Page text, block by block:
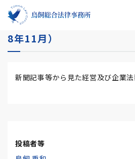
新聞記事等から見た経営
8年11月）
新聞記事等から見た経営及び企業法
投稿者等